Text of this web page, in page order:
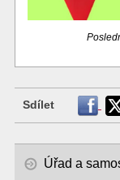
Sdílet
Úřad a